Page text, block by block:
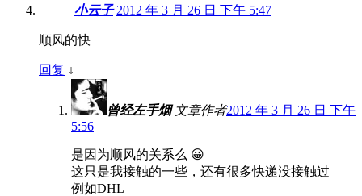
小云子 2012 年 3 月 26 日 下午 5:47
顺风的快
回复 ↓
曾经左手烟 文章作者2012 年 3 月 26 日 下午
5:56
是因为顺风的关系么 😀
这只是我接触的一些，还有很多快递没接触过
例如DHL